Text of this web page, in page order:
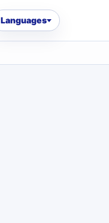
Languages